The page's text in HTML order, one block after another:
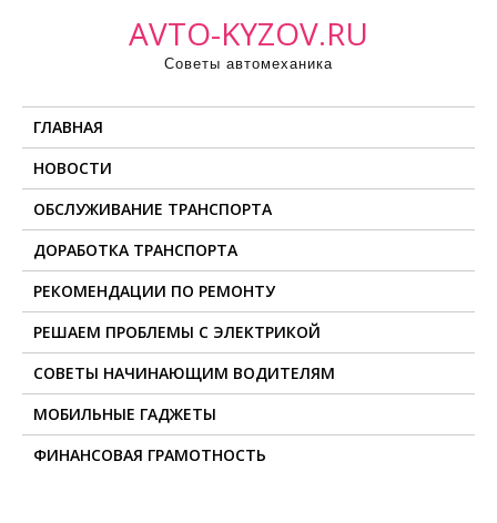
AVTO-KYZOV.RU
Советы автомеханика
ГЛАВНАЯ
НОВОСТИ
ОБСЛУЖИВАНИЕ ТРАНСПОРТА
ДОРАБОТКА ТРАНСПОРТА
РЕКОМЕНДАЦИИ ПО РЕМОНТУ
РЕШАЕМ ПРОБЛЕМЫ С ЭЛЕКТРИКОЙ
СОВЕТЫ НАЧИНАЮЩИМ ВОДИТЕЛЯМ
МОБИЛЬНЫЕ ГАДЖЕТЫ
ФИНАНСОВАЯ ГРАМОТНОСТЬ